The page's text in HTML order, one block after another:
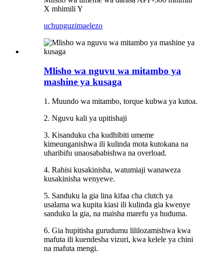
X mhimili Y
uchunguzimaelezo
Mlisho wa nguvu wa mitambo ya
mashine ya kusaga
1. Muundo wa mitambo, torque kubwa ya kutoa.
2. Nguvu kali ya upitishaji
3. Kisanduku cha kudhibiti umeme
kimeunganishwa ili kulinda mota kutokana na
uharibifu unaosababishwa na overload.
4. Rahisi kusakinisha, watumiaji wanaweza
kusakinisha wenyewe.
5. Sanduku la gia lina kifaa cha clutch ya
usalama wa kupita kiasi ili kulinda gia kwenye
sanduku la gia, na maisha marefu ya huduma.
6. Gia hupitisha gurudumu lililozamishwa kwa
mafuta ili kuendesha vizuri, kwa kelele ya chini
na mafuta mengi.